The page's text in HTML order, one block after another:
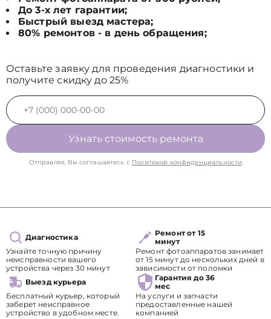
До 3-х лет гарантии;
Быстрый выезд мастера;
80% ремонтов - в день обращения;
Оставьте заявку для проведения диагностики и
получите скидку до 25%
Узнать стоимость ремонта
Отправляя, Вы соглашаетесь с Политикой конфиденциальности
Диагностика
Узнайте точную причину
неисправности вашего
устройства через 30 минут
Ремонт от 15
минут
Ремонт фотоаппаратов занимает
от 15 минут до нескольких дней в
зависимости от поломки
Выезд курьера
Бесплатный курьер, который
заберет неисправное
устройство в удобном месте.
Гарантия до 36
мес
На услуги и запчасти
предоставленные нашей
компанией